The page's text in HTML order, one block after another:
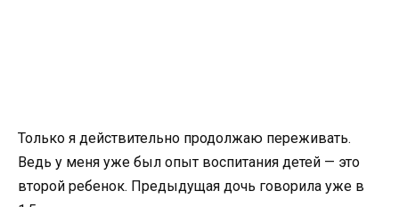
Только я действительно продолжаю переживать.
Ведь у меня уже был опыт воспитания детей — это
второй ребенок. Предыдущая дочь говорила уже в